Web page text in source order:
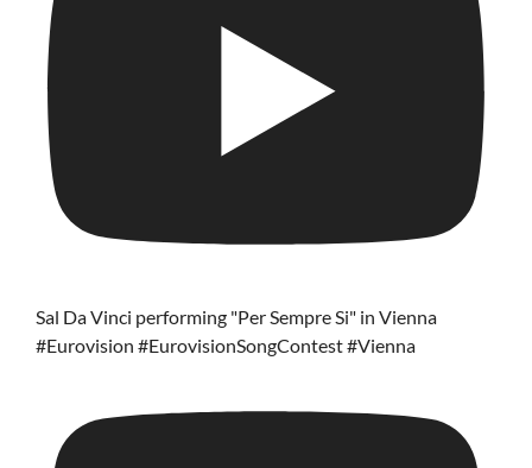
Sal Da Vinci performing "Per Sempre Si" in Vienna
#Eurovision #EurovisionSongContest #Vienna